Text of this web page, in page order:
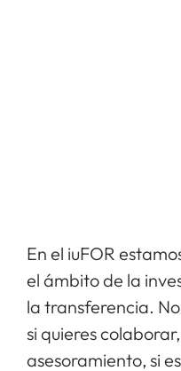
En el iuFOR
el ámbito de la
la transferencia.
si quieres
asesoramiento, si